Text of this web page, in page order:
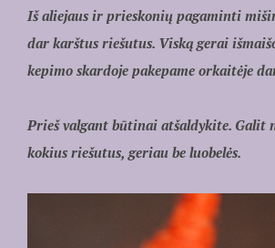
Iš aliejaus ir prieskonių pagaminti
dar karštus riešutus. Viską gerai
kepimo skardoje pakepame orkaitėje
Prieš valgant būtinai atšaldykite. Galit
kokius riešutus, geriau be luobelės.